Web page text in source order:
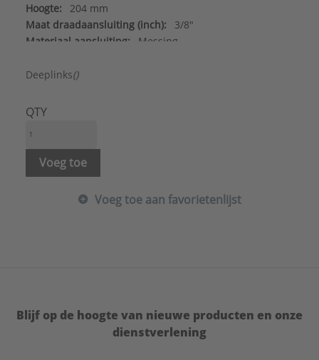
Hoogte:
204 mm
Maat draadaansluiting (inch):
3/8"
Materiaal aansluiting:
Messing
Type:
Type 383
Deeplinks()
QTY
Voeg toe
Voeg toe aan favorietenlijst
Blijf op de hoogte van nieuwe producten en onze
dienstverlening